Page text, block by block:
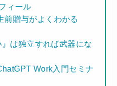
ィール
前贈与がよくわかる
は独立すれば武器にな
Work入門セミナ